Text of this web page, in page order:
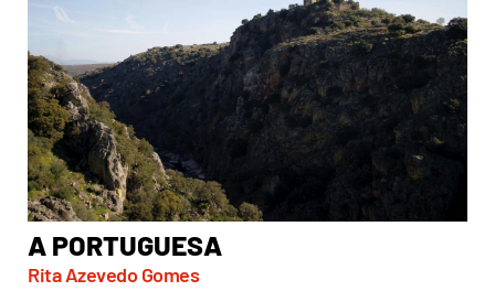
A PORTUGUESA
Rita Azevedo Gomes